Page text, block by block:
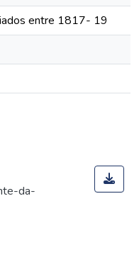
entre 1817- 19
da-